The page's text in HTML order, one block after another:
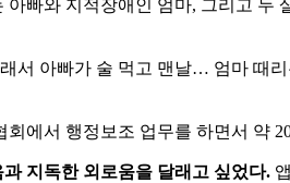
아빠와 지적장애인 엄마, 그리고 두
서 아빠가 술 먹고 맨날… 엄마 때
에서 행정보조 업무를 하면서 약
지독한 외로움을 달래고 싶었다.